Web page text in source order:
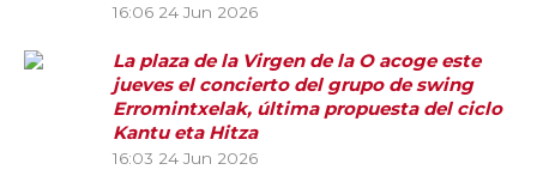
16:06 24 Jun 2026
La plaza de la Virgen de la O acoge este
jueves el concierto del grupo de swing
Erromintxelak, última propuesta del ciclo
Kantu eta Hitza
16:03 24 Jun 2026